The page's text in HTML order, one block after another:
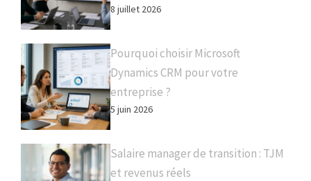
8 juillet 2026
Pourquoi choisir Microsoft
Dynamics CRM pour votre
entreprise ?
5 juin 2026
Salaire manager de transition : TJM
et revenus réels